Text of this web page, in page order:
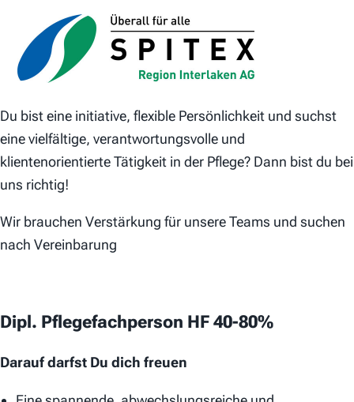
Du bist eine initiative, flexible Persönlichkeit und suchst
eine vielfältige, verantwortungsvolle und
klientenorientierte Tätigkeit in der Pflege? Dann bist du bei
uns richtig!
Wir brauchen Verstärkung für unsere Teams und suchen
nach Vereinbarung
Dipl. Pflegefachperson HF 40-80%
Darauf darfst Du dich freuen